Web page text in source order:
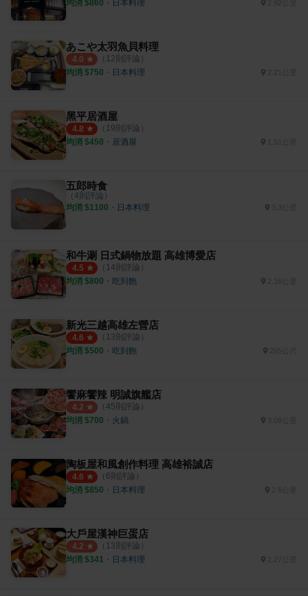
均消 $860 ・ 日本料理
あこや太羽魚貝料理
4.0 （ 12則評論）
均消 $750 ・ 日本料理
黑平居酒屋
4.8 （ 19則評論）
均消 $450 ・ 居酒屋 1.51公里
五郎時食
（ 4則評論）
均消 $1100 ・ 日本料理
和牛涮 日式鍋物放題 高雄博愛店
4.5 （ 14則評論）
均消 $800 ・ 吃到飽
新光三越高雄左營店
4.6 （ 13則評論）
均消 $500 ・ 吃到飽 265公尺
饗麻饗辣 明誠旗艦店
4.2 （ 45則評論）
均消 $700 ・ 火鍋
陶板屋和風創作料理 高雄裕誠店
4.6 （ 6則評論）
均消 $850 ・ 日本料理
大戶屋漢神巨蛋店
4.2 （ 13則評論）
均消 $341 ・ 日本料理